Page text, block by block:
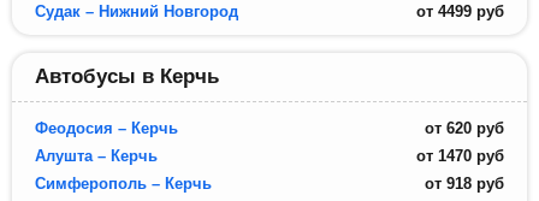
Судак – Нижний Новгород
от 4499 руб
Автобусы в Керчь
Феодосия – Керчь от 620 руб
Алушта – Керчь
от 1470 руб
Симферополь – Керчь
от 918 руб